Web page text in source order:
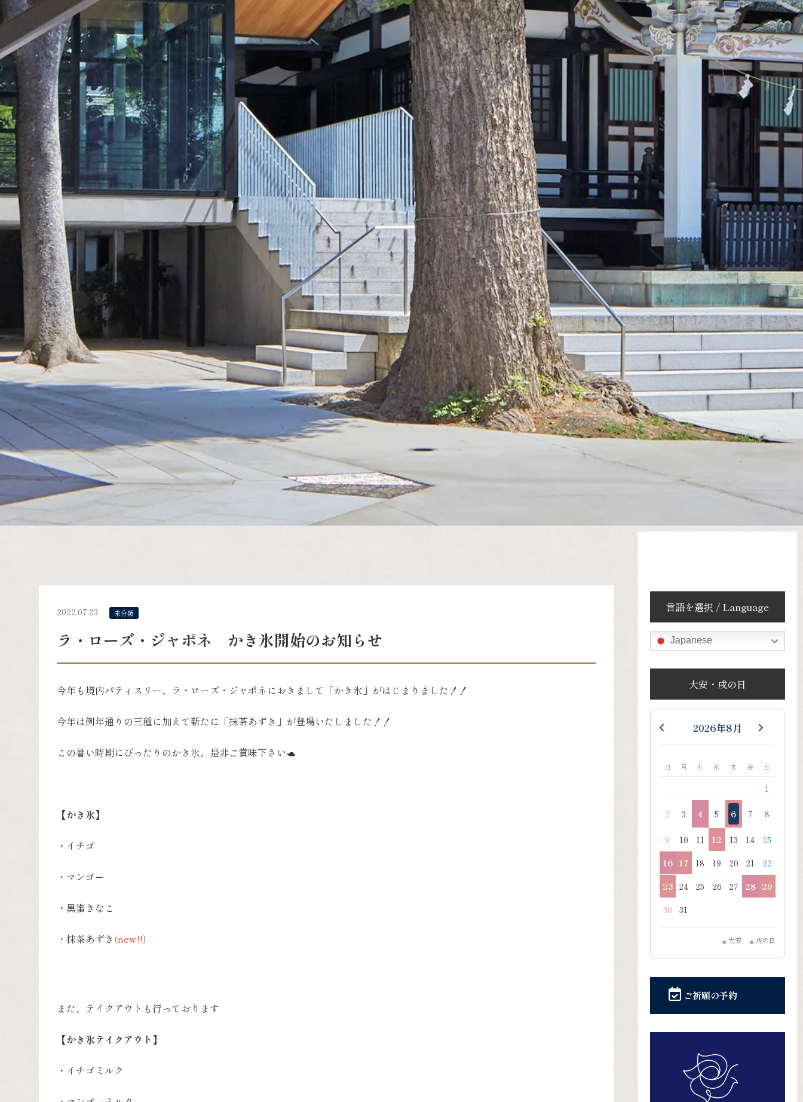
2022.07.23 未分類
ラ・ローズ・ジャポネ かき氷開始のお知らせ
今年も境内パティスリー、ラ・ローズ・ジャポネにおきまして「かき氷」がはじまりました！！
今年は例年通りの三種に加えて新たに「抹茶あずき」が登場いたしました！！
この暑い時期にぴったりのかき氷、是非ご賞味下さい🐢
【かき氷】
・イチゴ
・マンゴー
・黒蜜きなこ
・抹茶あずき (new!!)
また、テイクアウトも行っております
【かき氷テイクアウト】
・イチゴミルク
言語を選択 / Language
Japanese
大安・戌の日
2026年8月
日 月 火 水 木 金 土
1
2 3 4 5 6 7 8
9 10 11 12 13 14
15
16 17 18 19 20 21
22
23 24 25 26 27 28 29
30
31
● 大安 ● 戌の日
ご祈願の予約